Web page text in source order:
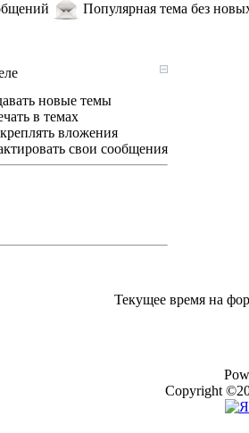
Популярная тема без
новые темы
в темах
вложения
свои сообщения
Текущее время на
Copyright